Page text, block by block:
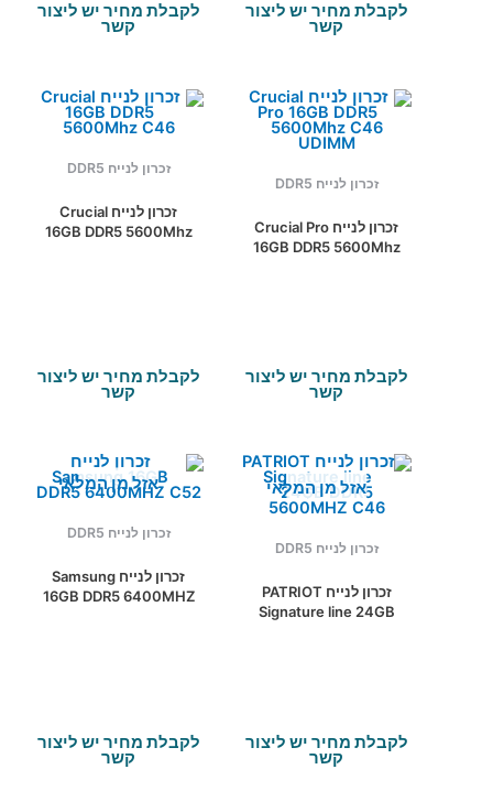
לקבלת מחיר יש ליצור
קשר
לקבלת מחיר יש ליצור
קשר
זכרון לנייח DDR5
זכרון לנייח Crucial Pro
16GB DDR5 5600Mhz
לקבלת מחיר יש ליצור
קשר
זכרון לנייח DDR5
זכרון לנייח Crucial
16GB DDR5 5600Mhz
לקבלת מחיר יש ליצור
קשר
אזל מן המלאי
זכרון לנייח DDR5
זכרון לנייח PATRIOT
Signature line 24GB
לקבלת מחיר יש ליצור
קשר
אזל מן המלאי
זכרון לנייח DDR5
זכרון לנייח Samsung
16GB DDR5 6400MHZ
לקבלת מחיר יש ליצור
קשר